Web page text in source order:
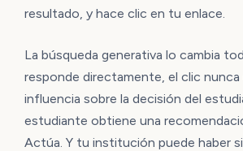
resultado, y hace clic en tu enlace.
La búsqueda generativa lo cambia
responde directamente, el clic nunca
influencia sobre la decisión del
estudiante obtiene una
Actúa. Y tu institución puede haber